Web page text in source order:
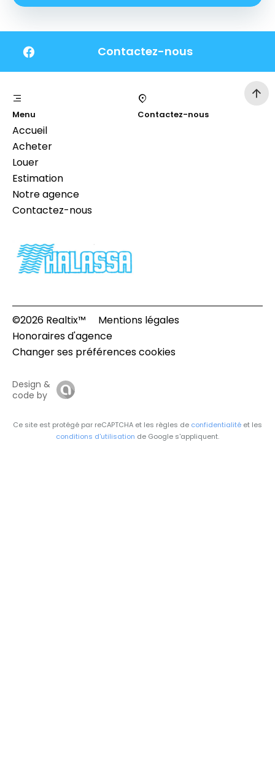
Contactez-nous
Menu
Accueil
Acheter
Louer
Estimation
Notre agence
Contactez-nous
Contactez-nous
©2026 Realtix™
Mentions légales
Honoraires d'agence
Changer ses préférences cookies
Design &
code by
Ce site est protégé par reCAPTCHA et les règles de confidentialité et les
conditions d'utilisation de Google s'appliquent.